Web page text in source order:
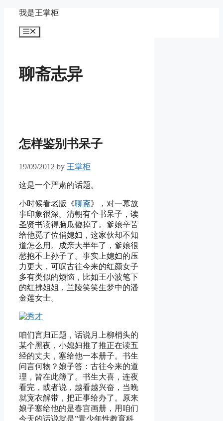
content
我是王掌柜
Menu
聊斋志异
怎样鉴别书呆子
19/09/2012 by 王掌柜
这是一个严肃的话题。
小时候看老版《聊斋》，对一幕故
事印象很深。清朝有个书呆子，读
圣贤书读得脑瓜傻掉了。爹娘辛苦
给他觅了位俏媳妇，这家伙却不知
道怎么用。成亲大半年了，爹娘很
愁抱不上孙子了。事实上媳妇的压
力更大，可叹古往今来的红颜女子
多有类似的烦恼，比如王小波笔下
的红拂姐姐，兰陵笑笑生梦中的潘
金莲女士。
咱们言归正题，话说月上柳梢头的
某个黑夜，小媳妇推了推正在读五
经的丈夫，塞给他一本册子。书生
问言何物？娘子答：古往今来的道
理，皆在此簿了。书生大喜，连夜
看完，或者说，越看越兴奋，当晚
就宽衣解带，把正事给办了。原来
娘子塞给他的是春宫画册，用咱们
今天的话说就是”青少年性教育科